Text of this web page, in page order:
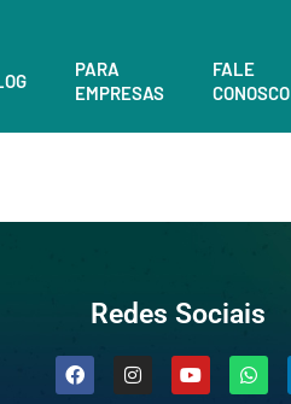
PARA
EMPRESAS
FALE
CONOSCO
Redes Sociais